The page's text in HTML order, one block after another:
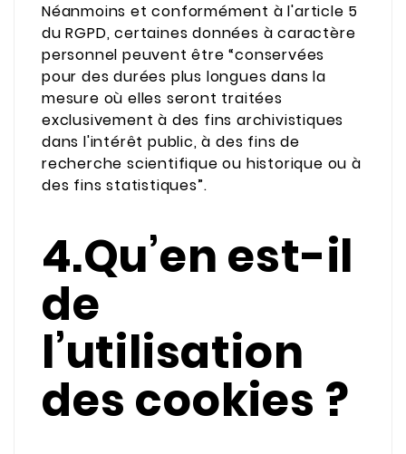
Néanmoins et conformément à l'article 5
du RGPD, certaines données à caractère
personnel peuvent être “conservées
pour des durées plus longues dans la
mesure où elles seront traitées
exclusivement à des fins archivistiques
dans l'intérêt public, à des fins de
recherche scientifique ou historique ou à
des fins statistiques”.
4.Qu’en est-il
de
l’utilisation
des cookies ?